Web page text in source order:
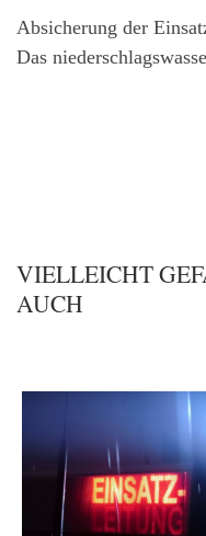
Absicherung der
Das
VIELLEICHT
AUCH